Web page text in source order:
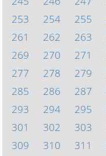
253
254 255
261
262 263
269
270 271
277
278 279
285
286 287
293
294 295
301
302 303
309
310 311